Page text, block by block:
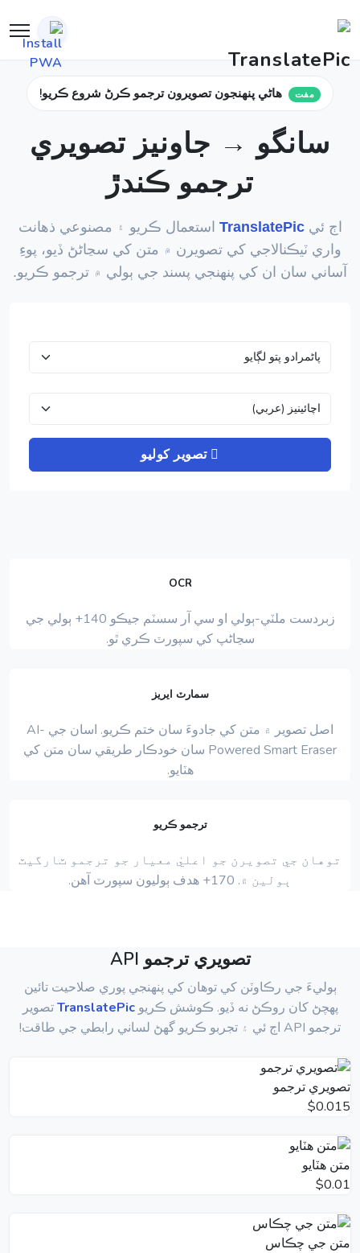
مفت هاڻي پنهنجون تصويرون ترجمو ڪرڻ شروع ڪريو!
سانگو → جاونيز تصويري
ترجمو ڪندڙ
اڄ ئيTranslatePic استعمال ڪريو ۽ مصنوعي ذهانت
واري ٽيڪنالاجي کي تصويرن ۾ متن کي سڃاڻڻ ڏيو، پوءِ
آساني سان ان کي پنهنجي پسند جي ٻولي ۾ ترجمو ڪريو.
تصوير کوليو
OCR
زبردست ملٽي-ٻولي او سي آر سسٽم جيڪو 140+ ٻولي جي
سڃاڻپ کي سپورٽ ڪري ٿو.
سمارٽ ايريز
اصل تصوير ۾ متن کي جادوءَ سان ختم ڪريو. اسان جي AI-
Powered Smart Eraser سان خودڪار طريقي سان متن کي
هٽايو.
ترجمو ڪريو
توهان جي تصويرن جو اعليٰ معيار جو ترجمو ٽارگيٽ
ٻولين ۾. 170+ ھدف ٻوليون سپورٽ آھن.
تصويري ترجمو API
ٻوليءَ جي رڪاوٽن کي توهان کي پنهنجي پوري صلاحيت تائين
پهچڻ کان روڪڻ نه ڏيو. ڪوشش ڪريوTranslatePicتصوير
ترجمو API اڄ ئي ۽ تجربو ڪريو گھڻ لساني رابطي جي طاقت!
تصويري ترجمو
$0.015
متن هٽايو
$0.01
متن جي چڪاس